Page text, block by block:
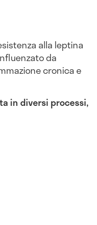
alla leptina
da
cronica e
in diversi processi,